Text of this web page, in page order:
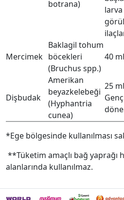
botrana)
larva
Mercimek
Baklagil tohum
böcekleri
(Bruchus spp.)
40
Dişbudak
Amerikan
beyazkelebeği
(Hyphantria
cunea)
25
*Ege bölgesinde kullanılması
**Tüketim amaçlı bağ yaprağı
alanlarında kullanılmaz.